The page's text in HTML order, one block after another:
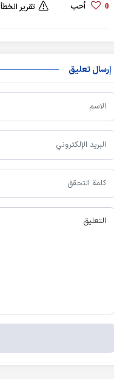
0 أحب تقرير الخطأ
إرسال تعليق